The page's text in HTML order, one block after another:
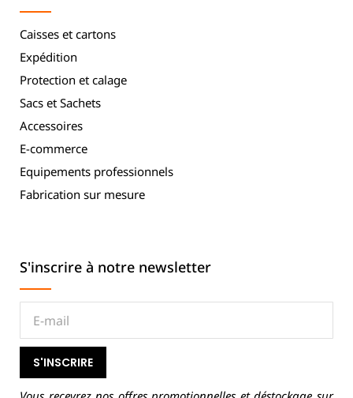
Caisses et cartons
Expédition
Protection et calage
Sacs et Sachets
Accessoires
E-commerce
Equipements professionnels
Fabrication sur mesure
S'inscrire à notre newsletter
S'INSCRIRE